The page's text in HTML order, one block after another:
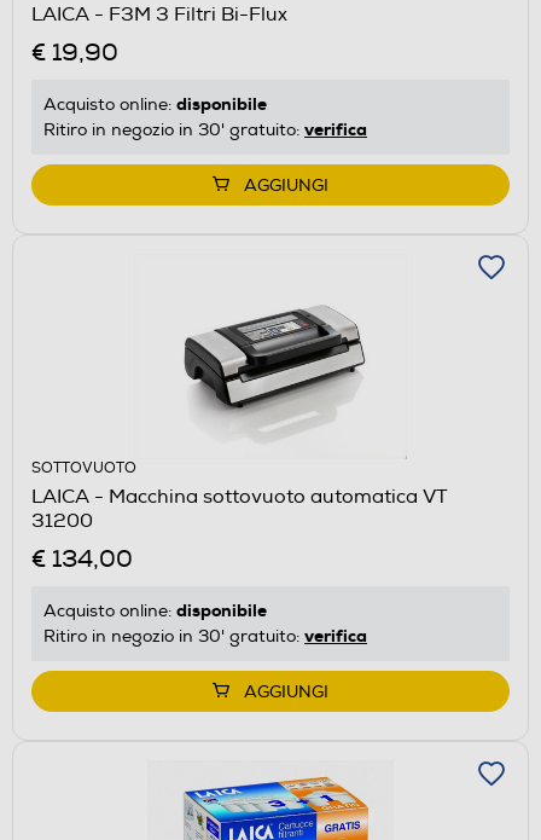
LAICA - F3M 3 Filtri Bi-Flux
€ 19,90
Acquisto online: disponibile
Ritiro in negozio in 30' gratuito: verifica
AGGIUNGI
SOTTOVUOTO
LAICA - Macchina sottovuoto automatica VT
31200
€ 134,00
Acquisto online: disponibile
Ritiro in negozio in 30' gratuito: verifica
AGGIUNGI